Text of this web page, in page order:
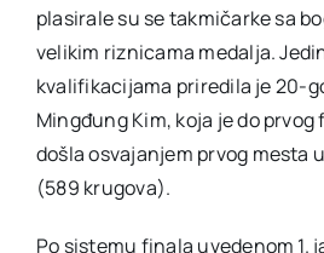
plasirale su se takmičarke sa
velikim riznicama medalja.
kvalifikacijama priredila je 20-
Mingđung Kim, koja je do prvog
došla osvajanjem prvog mesta
(589 krugova).
Po sistemu finala uvedenom 1.